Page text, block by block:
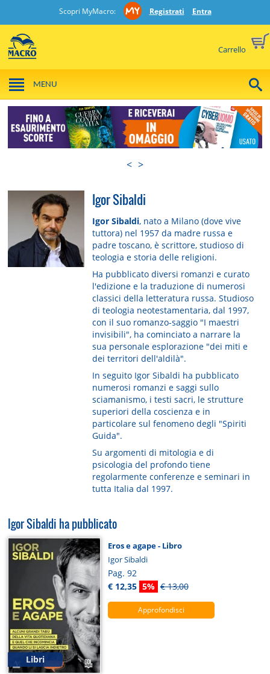
Scopri MyMacro: Registrati Entra
Carrello
MENU
< >
Igor Sibaldi
Igor Sibaldi, nato a Milano (dove vive
tuttora) nel 1957 da madre russa e
padre toscano, è scrittore, studioso di
teologia e storia delle religioni.
Ha pubblicato diversi romanzi e curato
l'edizione e la traduzione di numerosi
classici della letteratura russa. Studioso
di teologia neotestamentaria, dal 1997,
con il suo romanzo-saggio "I maestri
invisibili", ha cominciato a narrare la
sua personale esplorazione "dei miti e
dei territori dell'aldilà".
In seguito Igor Sibaldi ha pubblicato
numerosi romanzi e saggi sullo
sciamanismo, i testi sacri, le strutture
superiori della coscienza e in
particolare sul fenomeno degli "Spiriti
Guida".
Su argomenti di mitologia e di
psicologia del profondo tiene
regolarmente conferenze e seminari in
tutta Italia dal 1997.
Igor Sibaldi ha pubblicato
Libri
Eros e agape - Libro
Igor Sibaldi
Pag. 92
€ 12,35 5% € 13,00
Approfondisci